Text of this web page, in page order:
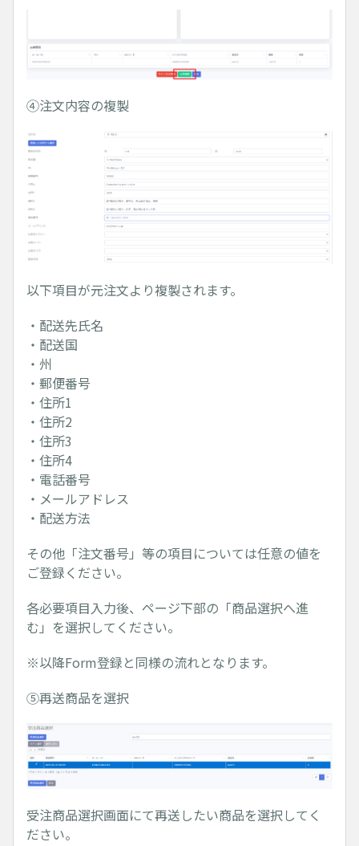
④注文内容の複製
以下項目が元注文より複製されます。
・配送先氏名
・配送国
・州
・郵便番号
・住所1
・住所2
・住所3
・住所4
・電話番号
・メールアドレス
・配送方法
その他「注文番号」等の項目については任意の値を
ご登録ください。
各必要項目入力後、ページ下部の「商品選択へ進
む」を選択してください。
※以降Form登録と同様の流れとなります。
⑤再送商品を選択
受注商品選択画面にて再送したい商品を選択してく
ださい。